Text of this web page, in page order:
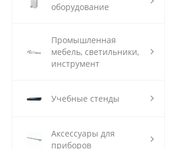
оборудование
Промышленная
мебель, светильники,
инструмент
Учебные стенды
Аксессуары для
приборов